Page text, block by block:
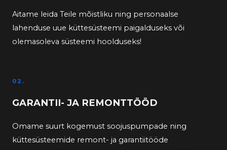
Aitame leida Teile mõistliku ning personaalse
lahenduse uue küttesüsteemi paigalduseks või
olemasoleva süsteemi hoolduseks!
02.
GARANTII- JA REMONTTÖÖD
Omame suurt kogemust soojuspumpade ning
küttesüsteemide remont- ja garantiitööde